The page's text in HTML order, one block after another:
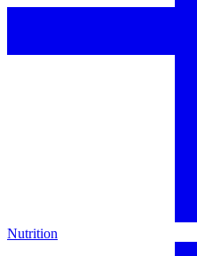
Nutrition